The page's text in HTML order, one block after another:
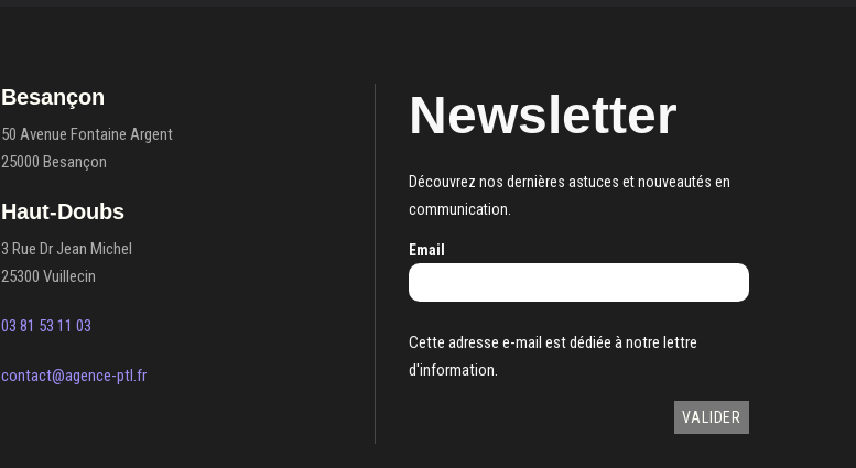
Besançon
50 Avenue Fontaine Argent
25000 Besançon
Haut-Doubs
3 Rue Dr Jean Michel
25300 Vuillecin
03 81 53 11 03
contact@agence-ptl.fr
Newsletter
Découvrez nos dernières astuces et nouveautés en
communication.
Email
Cette adresse e-mail est dédiée à notre lettre
d'information.